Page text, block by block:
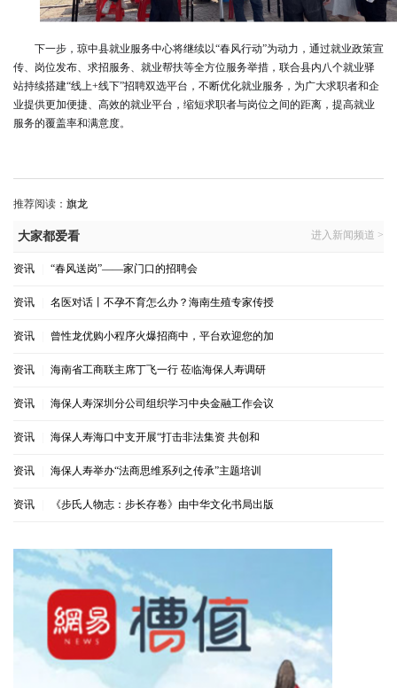
下一步，琼中县就业服务中心将继续以“春风行动”为动力，通过就业政策宣
传、岗位发布、求招服务、就业帮扶等全方位服务举措，联合县内八个就业驿
站持续搭建“线上+线下”招聘双选平台，不断优化就业服务，为广大求职者和企
业提供更加便捷、高效的就业平台，缩短求职者与岗位之间的距离，提高就业
服务的覆盖率和满意度。
推荐阅读： 旗龙
大家都爱看 进入新闻频道 >
资讯 “春风送岗”——家门口的招聘会
资讯 名医对话丨不孕不育怎么办？海南生殖专家传授
资讯 曾性龙优购小程序火爆招商中，平台欢迎您的加
资讯 海南省工商联主席丁飞一行 莅临海保人寿调研
资讯 海保人寿深圳分公司组织学习中央金融工作会议
资讯 海保人寿海口中支开展“打击非法集资 共创和
资讯 海保人寿举办“法商思维系列之传承”主题培训
资讯 《步氏人物志：步长存卷》由中华文化书局出版